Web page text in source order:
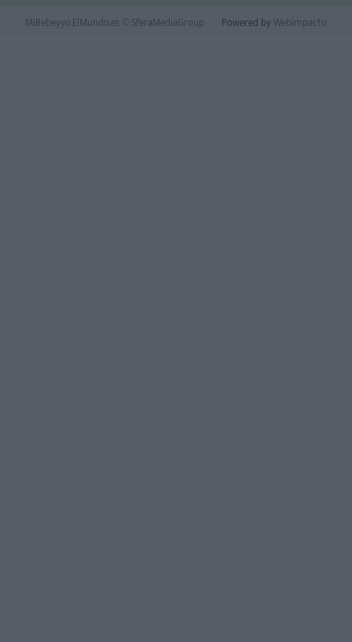
MiBebeyyo.ElMundo.es © SferaMediaGroup
Powered byWebimpacto